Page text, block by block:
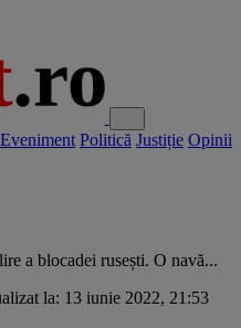
Eveniment Politică Justiție Opinii
a blocadei rusești. O navă...
la: 13 iunie 2022, 21:53